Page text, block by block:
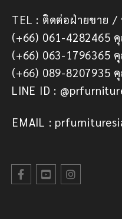
TEL : ติดต่อฝ่ายขาย
(+66) 061-4282465
(+66) 063-1796365
(+66) 089-8207935
LINE ID :
EMAIL :